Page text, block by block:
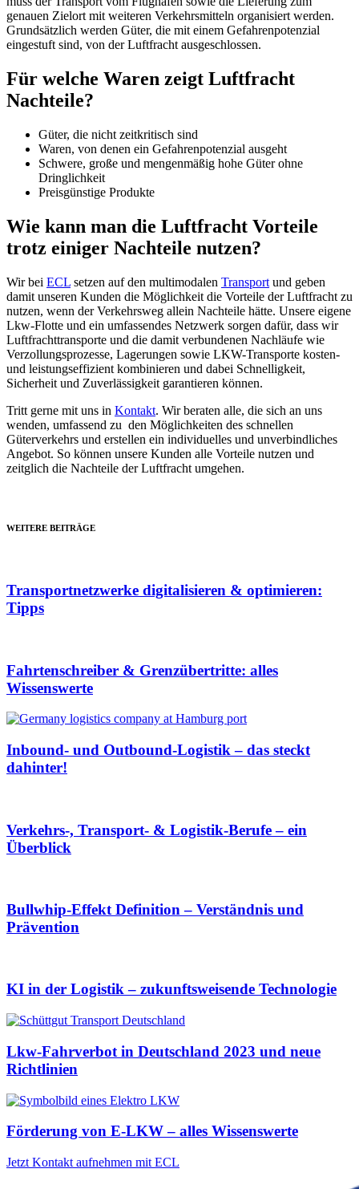
genauen Zielort mit weiteren Verkehrsmitteln organisiert werden.
Grundsätzlich werden Güter, die mit einem Gefahrenpotenzial
eingestuft sind, von der Luftfracht ausgeschlossen.
Für welche Waren zeigt Luftfracht
Nachteile?
Güter, die nicht zeitkritisch sind
Waren, von denen ein Gefahrenpotenzial ausgeht
Schwere, große und mengenmäßig hohe Güter ohne
Dringlichkeit
Preisgünstige Produkte
Wie kann man die Luftfracht Vorteile
trotz einiger Nachteile nutzen?
Wir bei ECL setzen auf den multimodalen Transport und geben
damit unseren Kunden die Möglichkeit die Vorteile der Luftfracht zu
nutzen, wenn der Verkehrsweg allein Nachteile hätte. Unsere eigene
Lkw-Flotte und ein umfassendes Netzwerk sorgen dafür, dass wir
Luftfrachttransporte und die damit verbundenen Nachläufe wie
Verzollungsprozesse, Lagerungen sowie LKW-Transporte kosten-
und leistungseffizient kombinieren und dabei Schnelligkeit,
Sicherheit und Zuverlässigkeit garantieren können.
Tritt gerne mit uns in Kontakt. Wir beraten alle, die sich an uns
wenden, umfassend zu den Möglichkeiten des schnellen
Güterverkehrs und erstellen ein individuelles und unverbindliches
Angebot. So können unsere Kunden alle Vorteile nutzen und
zeitglich die Nachteile der Luftfracht umgehen.
WEITERE BEITRÄGE
Transportnetzwerke digitalisieren & optimieren:
Tipps
Fahrtenschreiber & Grenzübertritte: alles
Wissenswerte
Inbound- und Outbound-Logistik – das steckt
dahinter!
Verkehrs-, Transport- & Logistik-Berufe – ein
Überblick
Bullwhip-Effekt Definition – Verständnis und
Prävention
KI in der Logistik – zukunftsweisende Technologie
Lkw-Fahrverbot in Deutschland 2023 und neue
Richtlinien
Förderung von E-LKW – alles Wissenswerte
Jetzt Kontakt aufnehmen mit ECL